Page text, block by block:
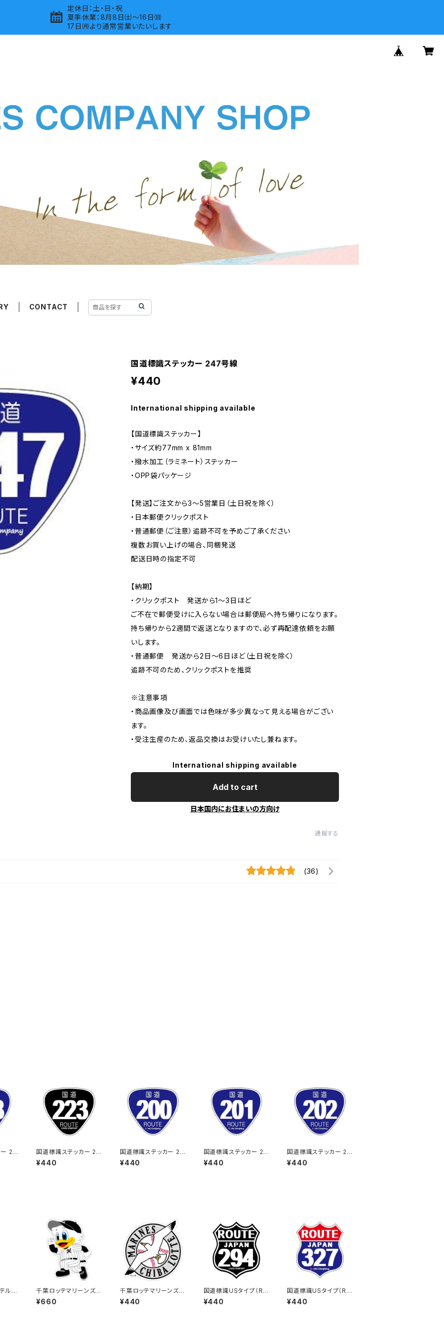
定休日：土・日・祝
夏季休業：8月8日㈯～16日㈰
17日㈪より通常営業いたいします
CONTACT
国道標識ステッカー 247号線
¥440
International shipping available
【国道標識ステッカー】
・サイズ約77mm x 81mm
・撥水加工（ラミネート）ステッカー
・OPP袋パッケージ
【発送】ご注文から3〜5営業日（土日祝を除く）
・日本郵便クリックポスト
・普通郵便（ご注意）追跡不可を予めご了承ください
複数お買い上げの場合、同梱発送
配送日時の指定不可
【納期】
・クリックポスト 発送から1〜3日ほど
ご不在で郵便受けに入らない場合は郵便局へ持ち帰りになります。
持ち帰りから2週間で返送となりますので、必ず再配達依頼をお願
いします。
・普通郵便 発送から2日〜6日ほど（土日祝を除く）
追跡不可のため、クリックポストを推奨
※注意事項
・商品画像及び画面では色味が多少異なって見える場合がござい
ます。
・受注生産のため、返品交換はお受けいたし兼ねます。
International shipping available
Add to cart
日本国内にお住まいの方向け
通報する
(36)
ー 23
国道標識ステッカー 22
3号線（ブラック）
¥440
国道標識ステッカー 20
0号線
¥440
国道標識ステッカー 20
1号線
¥440
国道標識ステッカー 20
2号線
¥440
ルキ
千葉ロッテマリーンズス
テッカー14（大）
¥660
千葉ロッテマリーンズス
テッカー15
¥440
国道標識USタイプ（RO
UTE）ステッカー 294
号線（ブラック）
¥440
国道標識USタイプ（RO
UTE）ステッカー 327
号線
¥440